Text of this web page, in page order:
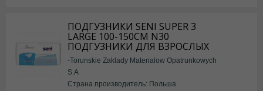
ПОДГУЗНИКИ SENI SUPER 3
LARGE 100-150СМ N30
ПОДГУЗНИКИ ДЛЯ ВЗРОСЛЫХ
-Torunskie Zaklady Materialow Opatrunkowych
S.A
Страна производитель: Польша